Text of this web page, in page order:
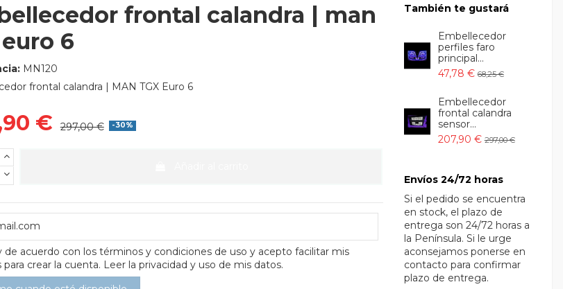
frontal calandra | man
6
MN120
frontal calandra | MAN TGX Euro 6
€ 297,00 € -30%
de acuerdo con los términos y condiciones de uso y acepto facilitar mis
para crear la cuenta. Leer la privacidad y uso de mis datos.
También te gustará
Embellecedor
perfiles faro
principal...
47,78 € 68,25 €
Embellecedor
frontal calandra
sensor...
207,90 € 297,00 €
Envíos 24/72 horas
Si el pedido se encuentra
en stock, el plazo de
entrega son 24/72 horas a
la Península. Si le urge
aconsejamos ponerse en
contacto para confirmar
plazo de entrega.